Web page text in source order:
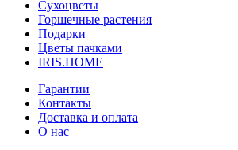
Сухоцветы
Горшечные растения
Подарки
Цветы пачками
IRIS.HOME
Гарантии
Контакты
Доставка и оплата
О нас